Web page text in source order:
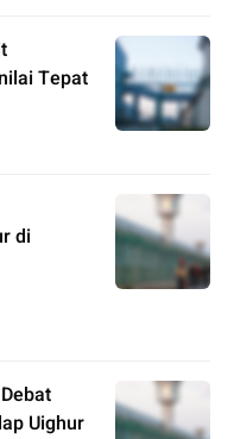
Tepat
di
Uighur